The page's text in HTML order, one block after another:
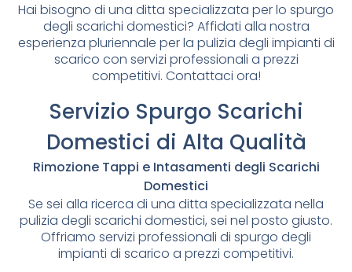
Hai bisogno di una ditta specializzata per lo spurgo
degli scarichi domestici? Affidati alla nostra
esperienza pluriennale per la pulizia degli impianti di
scarico con servizi professionali a prezzi
competitivi. Contattaci ora!
Servizio Spurgo Scarichi
Domestici di Alta Qualità
Rimozione Tappi e Intasamenti degli Scarichi
Domestici
Se sei alla ricerca di una ditta specializzata nella
pulizia degli scarichi domestici, sei nel posto giusto.
Offriamo servizi professionali di spurgo degli
impianti di scarico a prezzi competitivi.